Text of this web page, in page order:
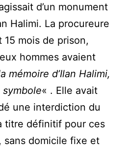
d’un monument
Halimi. La procureure
15 mois de prison,
hommes avaient
mémoire d’Ilan Halimi,
symbole« . Elle avait
une interdiction du
titre définitif pour ces
sans domicile fixe et